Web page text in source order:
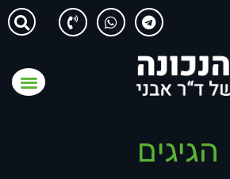
הגיגים